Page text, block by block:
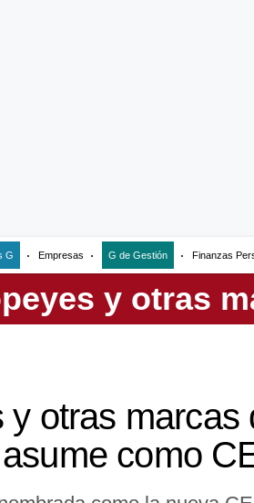
G Empresas G de Gestión Finanzas
otras
como